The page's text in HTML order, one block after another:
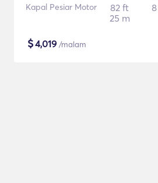
Kapal Pesiar Motor
82 ft
25 m
8
$4,019 /malam